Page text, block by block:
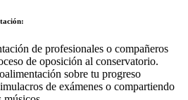
de profesionales o compañeros
de oposición al conservatorio.
sobre tu progreso
de exámenes o compartiendo